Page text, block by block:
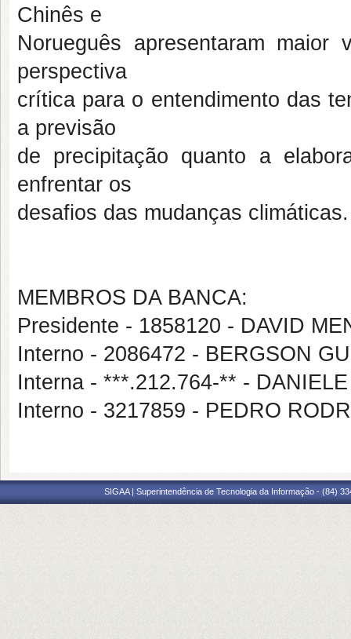
Chinês e
Norueguês apresentaram maior
perspectiva
crítica para o entendimento das
a previsão
de precipitação quanto a
enfrentar os
desafios das mudanças climáticas.
MEMBROS DA BANCA:
Presidente - 1858120 - DAVID
Interno - 2086472 - BERGSON
Interna - ***.212.764-** -
Interno - 3217859 - PEDRO
SIGAA | Superintendência de Tecnologia da Informação - (84)